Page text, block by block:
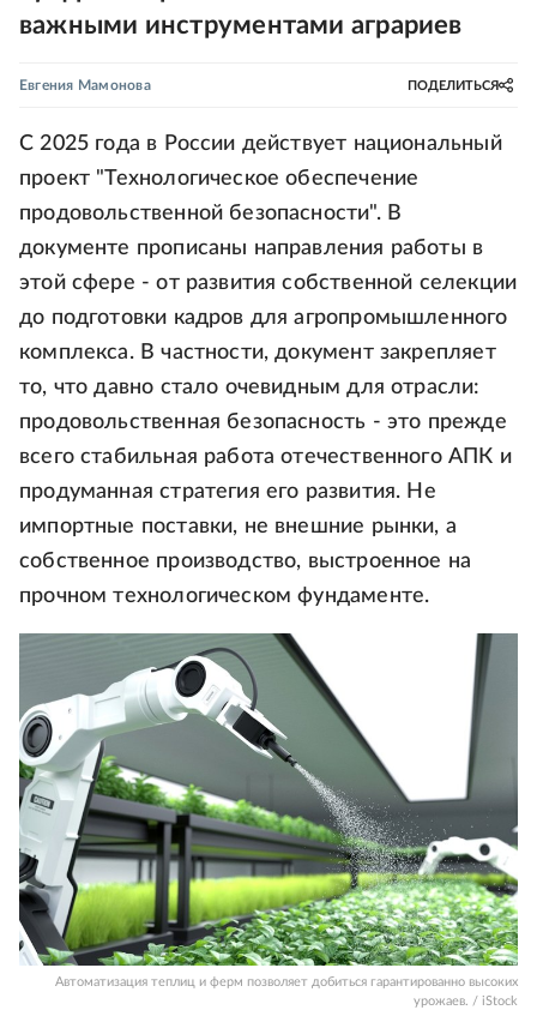
важными инструментами аграриев
Евгения Мамонова ПОДЕЛИТЬСЯ
С 2025 года в России действует национальный
проект "Технологическое обеспечение
продовольственной безопасности". В
документе прописаны направления работы в
этой сфере - от развития собственной селекции
до подготовки кадров для агропромышленного
комплекса. В частности, документ закрепляет
то, что давно стало очевидным для отрасли:
продовольственная безопасность - это прежде
всего стабильная работа отечественного АПК и
продуманная стратегия его развития. Не
импортные поставки, не внешние рынки, а
собственное производство, выстроенное на
прочном технологическом фундаменте.
Автоматизация теплиц и ферм позволяет добиться гарантированно высоких
урожаев. / iStock